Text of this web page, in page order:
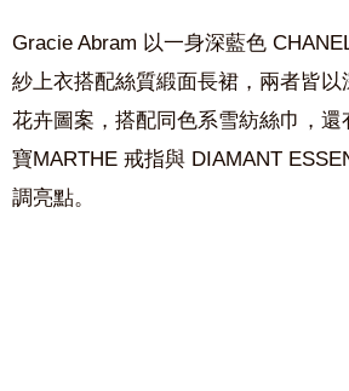
Gracie Abram 以一身深藍色
紗上衣搭配絲質緞面長裙，兩者皆
花卉圖案，搭配同色系雪紡絲巾，還
寶MARTHE 戒指與 DIAMANT
調亮點。